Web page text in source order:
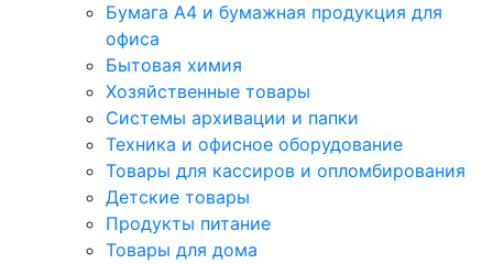
Бумага А4 и бумажная продукция для
офиса
Бытовая химия
Хозяйственные товары
Системы архивации и папки
Техника и офисное оборудование
Товары для кассиров и опломбирования
Детские товары
Продукты питание
Товары для дома